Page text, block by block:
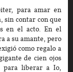
para amar en
sin contar con que
en el acto. En el
a su amante, pero
como regalo a
de cien ojos
para liberar a Io,